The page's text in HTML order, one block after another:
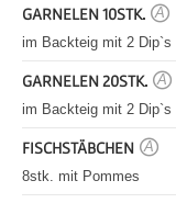
GARNELEN 10STK. A
im Backteig mit 2 Dip`s
GARNELEN 20STK. A
im Backteig mit 2 Dip`s
FISCHSTÄBCHEN A
8stk. mit Pommes